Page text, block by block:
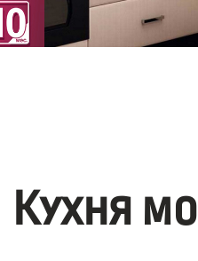
Кухня